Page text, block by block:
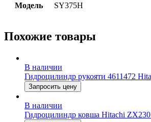
Модель SY375H
Похожие товары
В наличии
Гидроцилиндр рукояти 4611472
Запросить цену
В наличии
Гидроцилиндр ковша Hitachi ZX230